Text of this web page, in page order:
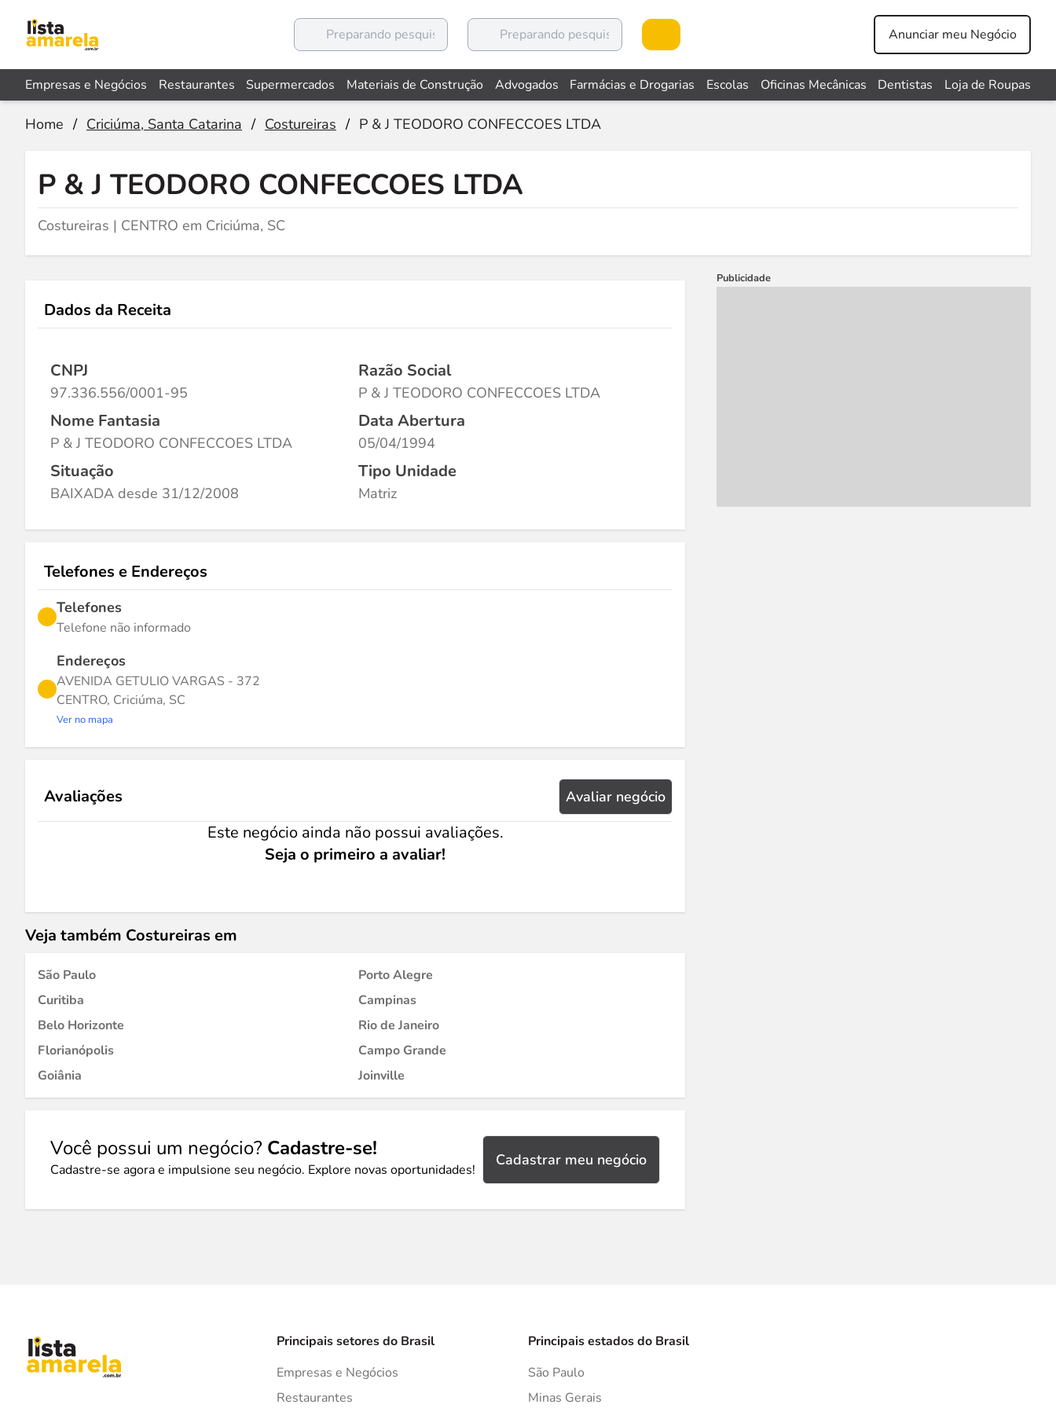
Anunciar meu Negócio
Empresas e Negócios Restaurantes Supermercados Materiais de Construção Advogados Farmácias e Drogarias Escolas Oficinas Mecânicas Dentistas Loja de Roupas
Home / Criciúma, Santa Catarina / Costureiras / P & J TEODORO CONFECCOES LTDA
P & J TEODORO CONFECCOES LTDA
Costureiras | CENTRO em Criciúma, SC
Dados da Receita
CNPJ
97.336.556/0001-95
Razão Social
P & J TEODORO CONFECCOES LTDA
Nome Fantasia
P & J TEODORO CONFECCOES LTDA
Data Abertura
05/04/1994
Situação
BAIXADA desde 31/12/2008
Tipo Unidade
Matriz
Telefones e Endereços
Telefones
Telefone não informado
Endereços
AVENIDA GETULIO VARGAS - 372
CENTRO, Criciúma, SC
Ver no mapa
Avaliações Avaliar negócio
Este negócio ainda não possui avaliações.
Seja o primeiro a avaliar!
Veja também Costureiras em
São Paulo
Porto Alegre
Curitiba
Campinas
Belo Horizonte
Rio de Janeiro
Florianópolis
Campo Grande
Goiânia
Joinville
Você possui um negócio? Cadastre-se!
Cadastre-se agora e impulsione seu negócio. Explore novas oportunidades!
Cadastrar meu negócio
Publicidade
Principais setores do Brasil
Empresas e Negócios
Restaurantes
Principais estados do Brasil
São Paulo
Minas Gerais